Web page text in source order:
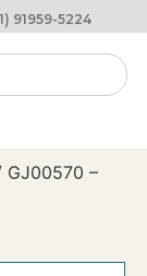
91959-5224
GJ00570 –